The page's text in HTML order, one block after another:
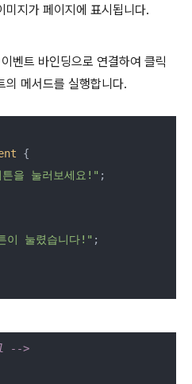
미지가 페이지에 표시됩니다.
벤트 바인딩으로 연결하여 클릭
의 메서드를 실행합니다.
{
튼을 눌러보세요!" ;
이 눌렸습니다!" ;
-->